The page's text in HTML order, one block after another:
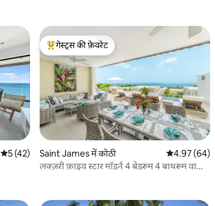
औसत रेटिंग 5 में से 5, 42 समीक्षाएँ
5 (42)
गेस्ट्स का टॉप फ़ेवरेट
गेस्ट्स की फ़ेवरेट
Saint James में कोठी औसत रेटिंग 5
4.97 (64)
लक्ज़री फ़ाइव स्टार मॉडर्न 4 बेडरूम 4 बाथरूम वाला